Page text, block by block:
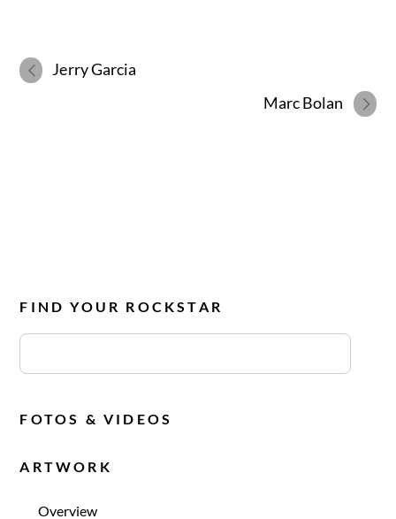
Jerry Garcia
Marc Bolan
FIND YOUR ROCKSTAR
FOTOS & VIDEOS
ARTWORK
Overview